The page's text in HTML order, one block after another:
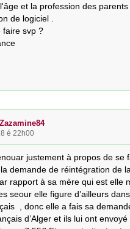
et la profession des
de logiciel .
faire svp ?
Zazamine84
é 22h00
justement à propos de se
demande de réintégration de
rapport à sa mère qui est elle
seour elle figure d’ailleurs
, donc elle a fais sa
d’Alger et ils lui ont